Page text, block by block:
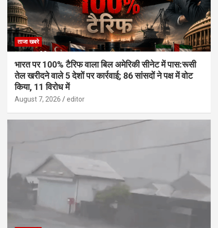
ताजा खबरे
भारत पर 100% टैरिफ वाला बिल अमेरिकी सीनेट में पास:रूसी
तेल खरीदने वाले 5 देशों पर कार्रवाई; 86 सांसदों ने पक्ष में वोट
किया, 11 विरोध में
August 7, 2026 editor